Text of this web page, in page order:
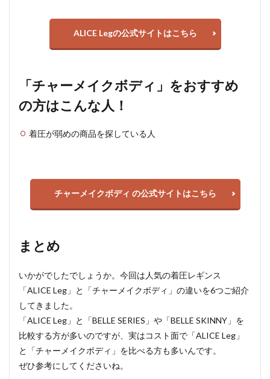
ALICE Legの公式サイトはこちら
「チャーメイクボディ」をおすすめ
の方はこんな人！
着圧が弱めの商品を探している人
チャーメイクボディ の公式サイトはこちら
まとめ
いかがでしたでしょうか。今回は人気の着圧レギンス
「ALICE Leg」と「チャーメイクボディ」の違いを6つご紹介
してきました。
「ALICE Leg」と「BELLE SERIES」や「BELLE SKINNY」を
比較する方が多いのですが、実はコスト面で「ALICE Leg」
と「チャーメイクボディ」を比べる方も多いんです。
ぜひ参考にしてくださいね。